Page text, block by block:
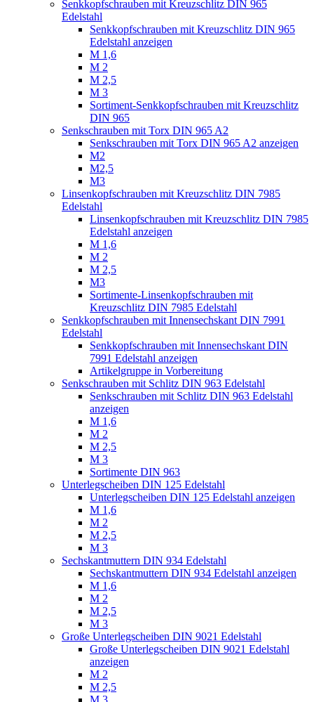
Senkkopfschrauben mit Kreuzschlitz DIN 965
Edelstahl
Senkkopfschrauben mit Kreuzschlitz DIN 965
Edelstahl anzeigen
M 1,6
M 2
M 2,5
M 3
Sortiment-Senkkopfschrauben mit Kreuzschlitz
DIN 965
Senkschrauben mit Torx DIN 965 A2
Senkschrauben mit Torx DIN 965 A2 anzeigen
M2
M2,5
M3
Linsenkopfschrauben mit Kreuzschlitz DIN 7985
Edelstahl
Linsenkopfschrauben mit Kreuzschlitz DIN 7985
Edelstahl anzeigen
M 1,6
M 2
M 2,5
M3
Sortimente-Linsenkopfschrauben mit
Kreuzschlitz DIN 7985 Edelstahl
Senkkopfschrauben mit Innensechskant DIN 7991
Edelstahl
Senkkopfschrauben mit Innensechskant DIN
7991 Edelstahl anzeigen
Artikelgruppe in Vorbereitung
Senkschrauben mit Schlitz DIN 963 Edelstahl
Senkschrauben mit Schlitz DIN 963 Edelstahl
anzeigen
M 1,6
M 2
M 2,5
M 3
Sortimente DIN 963
Unterlegscheiben DIN 125 Edelstahl
Unterlegscheiben DIN 125 Edelstahl anzeigen
M 1,6
M 2
M 2,5
M 3
Sechskantmuttern DIN 934 Edelstahl
Sechskantmuttern DIN 934 Edelstahl anzeigen
M 1,6
M 2
M 2,5
M 3
Große Unterlegscheiben DIN 9021 Edelstahl
Große Unterlegscheiben DIN 9021 Edelstahl
anzeigen
M 2
M 2,5
M 3